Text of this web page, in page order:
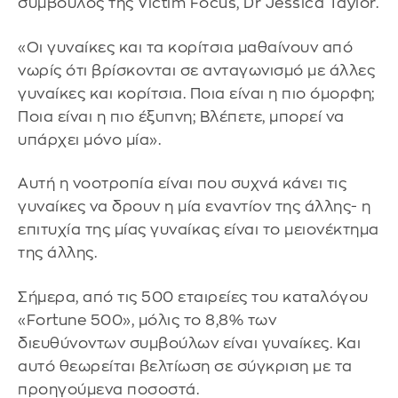
σύμβουλος της Victim Focus, Dr Jessica Taylor.
«Οι γυναίκες και τα κορίτσια μαθαίνουν από
νωρίς ότι βρίσκονται σε ανταγωνισμό με άλλες
γυναίκες και κορίτσια. Ποια είναι η πιο όμορφη;
Ποια είναι η πιο έξυπνη; Βλέπετε, μπορεί να
υπάρχει μόνο μία».
Αυτή η νοοτροπία είναι που συχνά κάνει τις
γυναίκες να δρουν η μία εναντίον της άλλης- η
επιτυχία της μίας γυναίκας είναι το μειονέκτημα
της άλλης.
Σήμερα, από τις 500 εταιρείες του καταλόγου
«Fortune 500», μόλις το 8,8% των
διευθύνοντων συμβούλων είναι γυναίκες. Και
αυτό θεωρείται βελτίωση σε σύγκριση με τα
προηγούμενα ποσοστά.